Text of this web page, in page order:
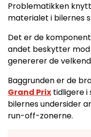
Problematikken
materialet i bilernes
Det er de
andet beskytter
genererer de
Baggrunden er de
Grand Prix tidligere
bilernes undersider
run-off-zonerne.